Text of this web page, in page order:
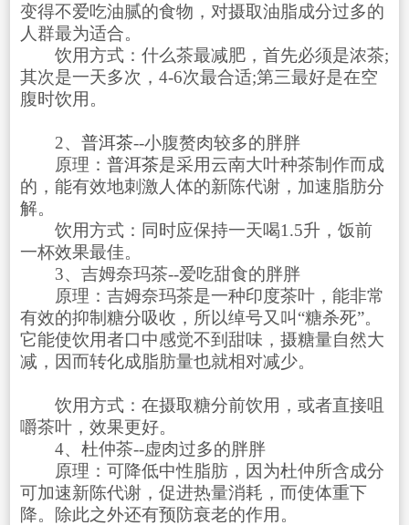
变得不爱吃油腻的食物，对摄取油脂成分过多的
人群最为适合。
饮用方式：什么茶最减肥，首先必须是浓茶;
其次是一天多次，4-6次最合适;第三最好是在空
腹时饮用。
2、 普洱茶--小腹赘肉较多的胖胖
原理： 普洱茶是采用云南大叶种茶制作而成
的，能有效地刺激人体的新陈代谢，加速脂肪分
解。
饮用方式：同时应保持一天喝1.5升，饭前
一杯效果最佳。
3、吉姆奈玛茶--爱吃甜食的胖胖
原理：吉姆奈玛茶是一种印度茶叶，能非常
有效的抑制糖分吸收，所以绰号又叫“糖杀死”。
它能使饮用者口中感觉不到甜味，摄糖量自然大
减，因而转化成脂肪量也就相对减少。
饮用方式：在摄取糖分前饮用，或者直接咀
嚼茶叶，效果更好。
4、杜仲茶--虚肉过多的胖胖
原理：可降低中性脂肪，因为杜仲所含成分
可加速新陈代谢，促进热量消耗，而使体重下
降。除此之外还有预防衰老的作用。